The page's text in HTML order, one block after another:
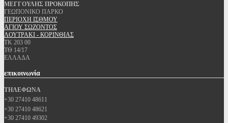
ΜΕΓΓΟΥΛΗΣ ΠΡΟΚΟΠΗΣ
ΓΕΩΠΟΝΙΚΟ ΠΑΡΚΟ
ΠΕΡΙΟΧΗ ΙΣΘΜΟΥ
ΑΓΙΟΥ ΣΩΖΟΝΤΟΣ
ΛΟΥΤΡΑΚΙ - ΚΟΡΙΝΘΙΑΣ
ΤΚ 203 00
ΤΘ 14/17
ΕΛΛΑΔΑ
επικοινωνία
ΤΗΛΕΦΩΝΑ
+30 27410 48611
+30 27410 48621
+30 27410 49302